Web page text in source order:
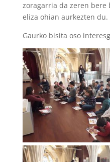
zoragarria da zeren
eliza ohian aurkezten du.
Gaurko bisita oso